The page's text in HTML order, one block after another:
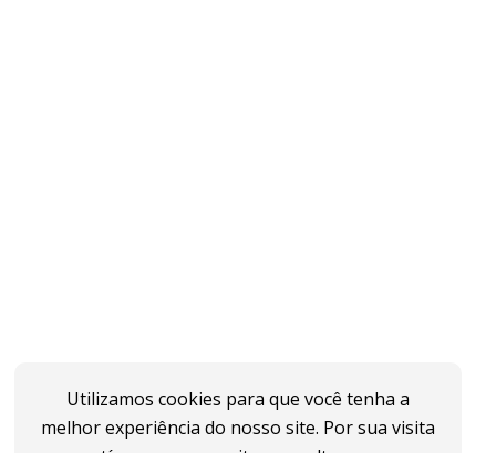
Utilizamos cookies para que você tenha a
melhor experiência do nosso site. Por sua visita